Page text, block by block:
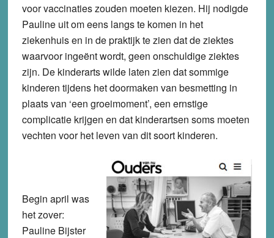
voor vaccinaties zouden moeten kiezen. Hij nodigde
Pauline uit om eens langs te komen in het
ziekenhuis en in de praktijk te zien dat de ziektes
waarvoor ingeënt wordt, geen onschuldige ziektes
zijn. De kinderarts wilde laten zien dat sommige
kinderen tijdens het doormaken van besmetting in
plaats van ‘een groeimoment’, een ernstige
complicatie krijgen en dat kinderartsen soms moeten
vechten voor het leven van dit soort kinderen.
Begin april was
het zover:
Pauline Bijster